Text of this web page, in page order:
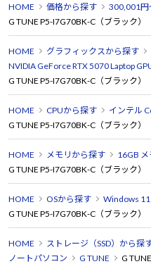
HOME 価格から探す
300,001円
G TUNE P5-I7G70BK-C（ブラック）
HOME グラフィックスから探す
NVIDIA GeForce RTX 5070 Laptop
G TUNE P5-I7G70BK-C（ブラック）
HOME CPUから探す インテル
G TUNE P5-I7G70BK-C（ブラック）
HOME メモリから探す 16GB メ
G TUNE P5-I7G70BK-C（ブラック）
HOME OSから探す Windows
G TUNE P5-I7G70BK-C（ブラック）
HOME ストレージ（SSD）から探
ノートパソコン
G TUNE G